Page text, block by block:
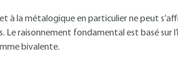
à la métalogique en particulier ne peut
raisonnement fondamental est basé sur
bivalente.